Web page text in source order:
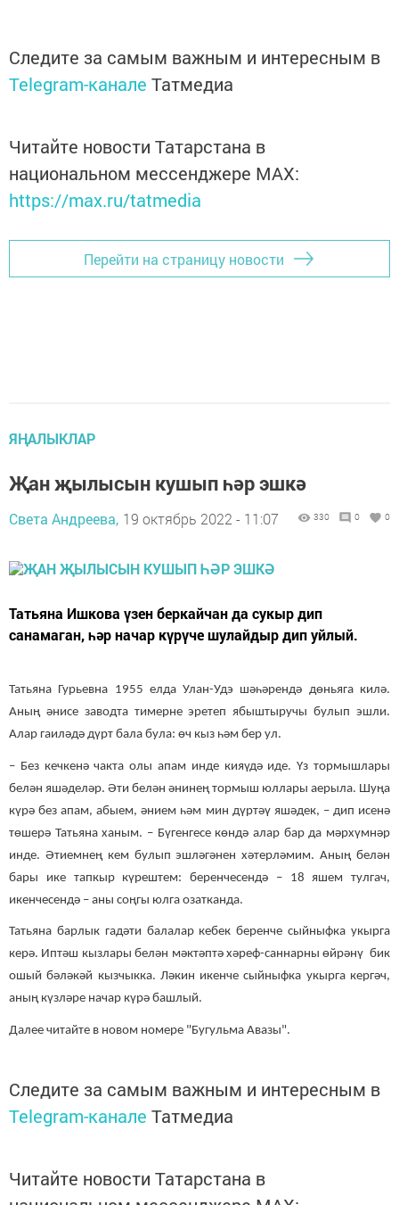
Следите за самым важным и интересным в
Telegram-канале Татмедиа
Читайте новости Татарстана в
национальном мессенджере MАХ:
https://max.ru/tatmedia
Перейти на страницу новости
ЯҢАЛЫКЛАР
Җан җылысын кушып һәр эшкә
Света Андреева, 19 октябрь 2022 - 11:07 330 0 0
Татьяна Ишкова үзен беркайчан да сукыр дип
санамаган, һәр начар күрүче шулайдыр дип уйлый.
Татьяна Гурьевна 1955 елда Улан-Удэ шәһәрендә дөньяга килә.
Аның әнисе заводта тимерне эретеп ябыштыручы булып эшли.
Алар гаиләдә дүрт бала була: өч кыз һәм бер ул.
– Без кечкенә чакта олы апам инде кияүдә иде. Үз тормышлары
белән яшәделәр. Әти белән әнинең тормыш юллары аерыла. Шуңа
күрә без апам, абыем, әнием һәм мин дүртәү яшәдек, – дип исенә
төшерә Татьяна ханым. – Бүгенгесе көндә алар бар да мәрхүмнәр
инде. Әтиемнең кем булып эшләгәнен хәтерләмим. Аның белән
бары ике тапкыр күрештем: беренчесендә – 18 яшем тулгач,
икенчесендә – аны соңгы юлга озатканда.
Татьяна барлык гадәти балалар кебек беренче сыйныфка укырга
керә. Иптәш кызлары белән мәктәптә хәреф-саннарны өйрәнү бик
ошый бәләкәй кызчыкка. Ләкин икенче сыйныфка укырга кергәч,
аның күзләре начар күрә башлый.
Далее читайте в новом номере "Бугульма Авазы".
Следите за самым важным и интересным в
Telegram-канале Татмедиа
Читайте новости Татарстана в